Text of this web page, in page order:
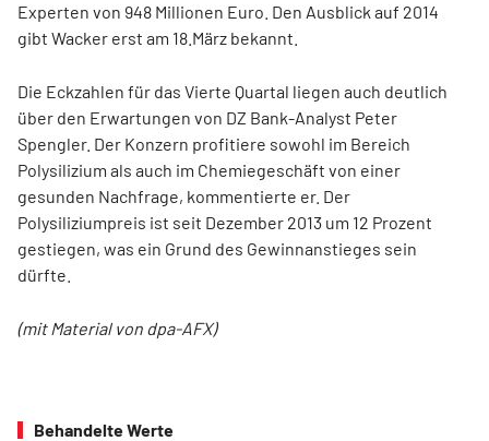
Experten von 948 Millionen Euro. Den Ausblick auf 2014
gibt Wacker erst am 18.März bekannt.
Die Eckzahlen für das Vierte Quartal liegen auch deutlich
über den Erwartungen von DZ Bank-Analyst Peter
Spengler. Der Konzern profitiere sowohl im Bereich
Polysilizium als auch im Chemiegeschäft von einer
gesunden Nachfrage, kommentierte er. Der
Polysiliziumpreis ist seit Dezember 2013 um 12 Prozent
gestiegen, was ein Grund des Gewinnanstieges sein
dürfte.
(mit Material von dpa-AFX)
Behandelte Werte